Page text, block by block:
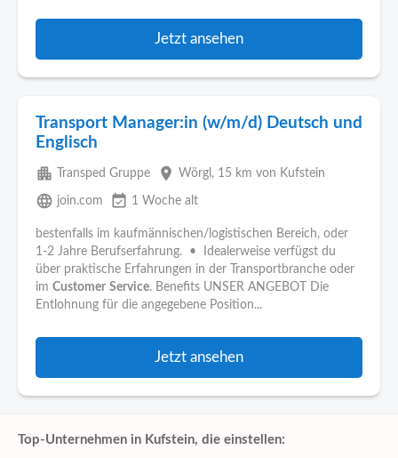
Jetzt ansehen
Transport Manager:in (w/m/d) Deutsch und
Englisch
apartment Transped Gruppe place Wörgl , 15 km von Kufstein
language join.com event_available 1 Woche alt
bestenfalls im kaufmännischen/logistischen Bereich, oder
1-2 Jahre Berufserfahrung. • Idealerweise verfügst du
über praktische Erfahrungen in der Transportbranche oder
im Customer Service. Benefits UNSER ANGEBOT Die
Entlohnung für die angegebene Position...
Jetzt ansehen
Top-Unternehmen in Kufstein, die einstellen: